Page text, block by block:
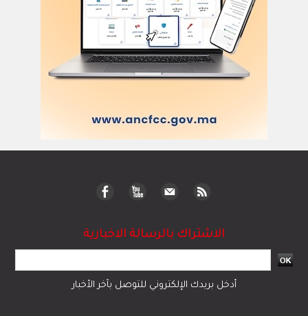
الاشتراك بالرسالة الاخبارية
أدخل بريدك الإلكتروني للتوصل بآخر الأخبار